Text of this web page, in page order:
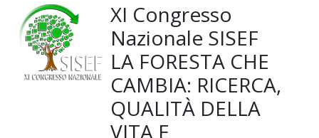
XI Congresso
Nazionale SISEF
LA FORESTA CHE
CAMBIA: RICERCA,
QUALITÀ DELLA
VITA E